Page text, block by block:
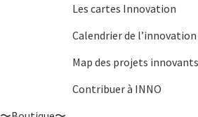
Les cartes Innovation
Calendrier de l’innovation
Map des projets innovants
Contribuer à INNO